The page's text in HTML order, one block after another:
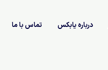
درباره یابکس تماس با ما